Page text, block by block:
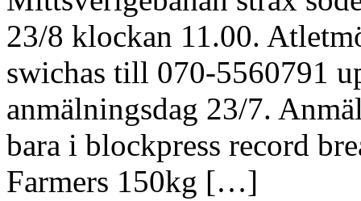
23/8 klockan 11.00.
swichas till 070-5560791
anmälningsdag 23/7.
bara i blockpress record
Farmers 150kg […]